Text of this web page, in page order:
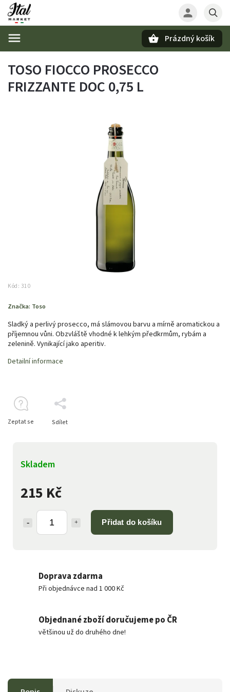
Prázdný košík
TOSO FIOCCO PROSECCO
FRIZZANTE DOC 0,75 L
Kód: 310
Značka: Toso
215 Kč
Přidat do košíku
Skladem
Sladký a perlivý prosecco, má slámovou barvu a mírně aromatickou a
příjemnou vůni. Obzvláště vhodné k lehkým předkrmům, rybám a
zelenině. Vynikající jako aperitiv.
Detailní informace
Zeptat se Sdílet
Doprava zdarma
Při objednávce nad 1 000 Kč
Objednané zboží doručujeme po ČR
většinou už do druhého dne!